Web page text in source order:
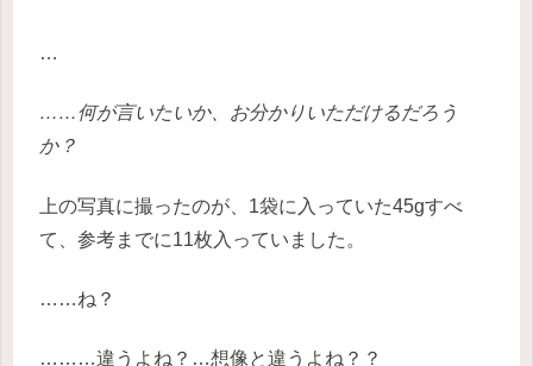
…
……何が言いたいか、お分かりいただけるだろう
か？
上の写真に撮ったのが、1袋に入っていた45gすべ
て、参考までに11枚入っていました。
……ね？
………違うよね？…想像と違うよね？？